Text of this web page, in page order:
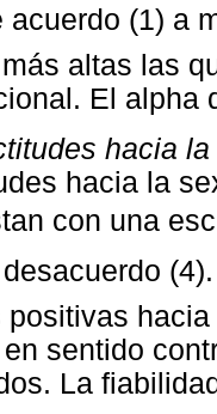
acuerdo (1) a
altas las
El alpha
hacia
hacia la
con una
desacuerdo
positivas
sentido
La